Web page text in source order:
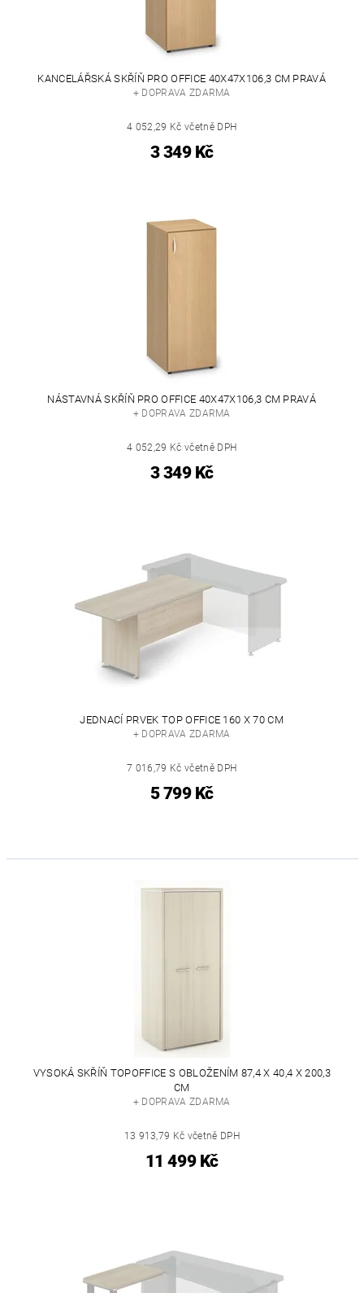
KANCELÁŘSKÁ SKŘÍŇ PRO OFFICE 40X47X106,3 CM PRAVÁ
+ DOPRAVA ZDARMA
4 052,29 Kč včetně DPH
3 349 Kč
NÁSTAVNÁ SKŘÍŇ PRO OFFICE 40X47X106,3 CM PRAVÁ
+ DOPRAVA ZDARMA
4 052,29 Kč včetně DPH
3 349 Kč
JEDNACÍ PRVEK TOP OFFICE 160 X 70 CM
+ DOPRAVA ZDARMA
7 016,79 Kč včetně DPH
5 799 Kč
VYSOKÁ SKŘÍŇ TOPOFFICE S OBLOŽENÍM 87,4 X 40,4 X 200,3
CM
+ DOPRAVA ZDARMA
13 913,79 Kč včetně DPH
11 499 Kč